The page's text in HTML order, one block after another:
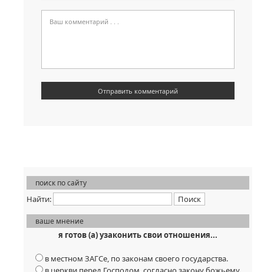
поиск по сайту
Найти:
ваше мнение
я готов (а) узаконить свои отношения...
в местном ЗАГСе, по законам своего государства.